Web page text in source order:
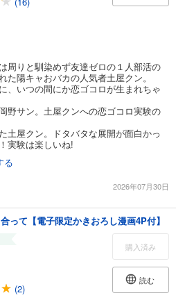
周りと馴染めず友達ゼロの１人部活の
陽キャおバカの人気者土屋クン。
、いつの間にか恋ゴコロが生まれちゃ
野サン。土屋クンへの恋ゴコロ実験の
土屋クン。ドタバタな展開が面白かっ
実験は楽しいね!
る
2026年07月30日
って【電子限定かきおろし漫画4P付】
(2)
購入済み
読む